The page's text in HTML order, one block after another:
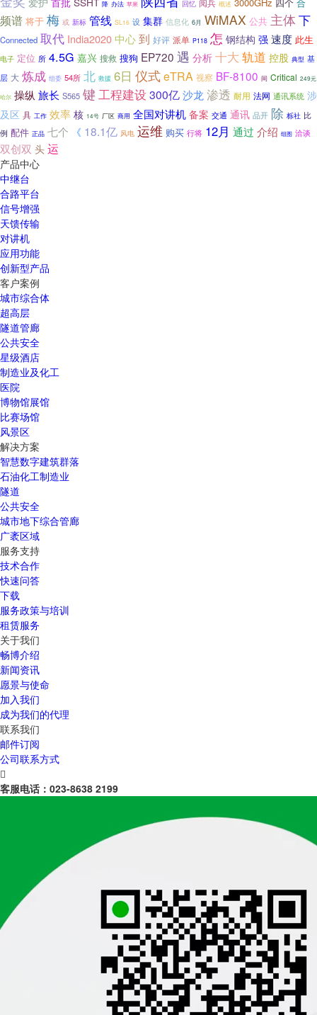
降 办法 苹果 回忆 阅兵 概述 合
频谱 将于 梅 或 新标 管线 SL16 设 集群 信息化 6月 WiMAX 公共 主体 下
Connected 取代 India2020中心到 好评 派单 P118 怎 钢结构 强 速度 此生
电子 定位 所 4.5G 嘉兴 搜救 搜狗 EP720 遇 分析 十大 轨道 控股 典型 基
层 大 炼成 组委 54所 北 救援 6日 仪式eTRA 视察 BF-8100 间 Critical 249元
哈尔 操纵 旅长 S565 键工程建设 300亿沙龙 渗透 耐用 法网 通讯系统 涉
及区 具 工作 效率 核 14号 厂区 商用 全国对讲机 备案 交通 通讯 品开 除 栎社 比
例 配件 正品 七个 《 18.1亿 风电 运维 购买 行将 12月 通过 介绍 组图 洽谈
双创双 头 运
产品中心
中继台
合路平台
信号增强
天馈传输
对讲机
应用功能
创新型产品
客户案例
城市综合体
超高层
隧道管廊
公共安全
星级酒店
制造业及化工
医院
博物馆展馆
比赛场馆
风景区
解决方案
智慧数字建筑群落
石油化工制造业
隧道
公共安全
城市地下综合管廊
广袤区域
服务支持
技术合作
快速问答
下载
服务政策与培训
租赁服务
关于我们
畅博介绍
新闻资讯
愿景与使命
加入我们
成为我们的代理
联系我们
邮件订阅
公司联系方式

客服电话： 023-8638 2199